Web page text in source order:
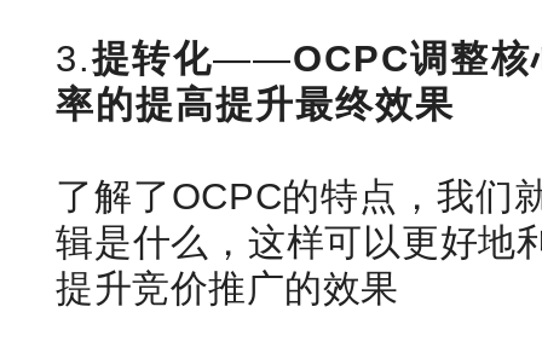
3.提转化——OCPC调整
率的提高提升最终效果
了解了OCPC的特点，我们
辑是什么，这样可以更好地
提升竞价推广的效果